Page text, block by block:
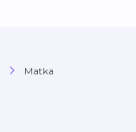
Matka